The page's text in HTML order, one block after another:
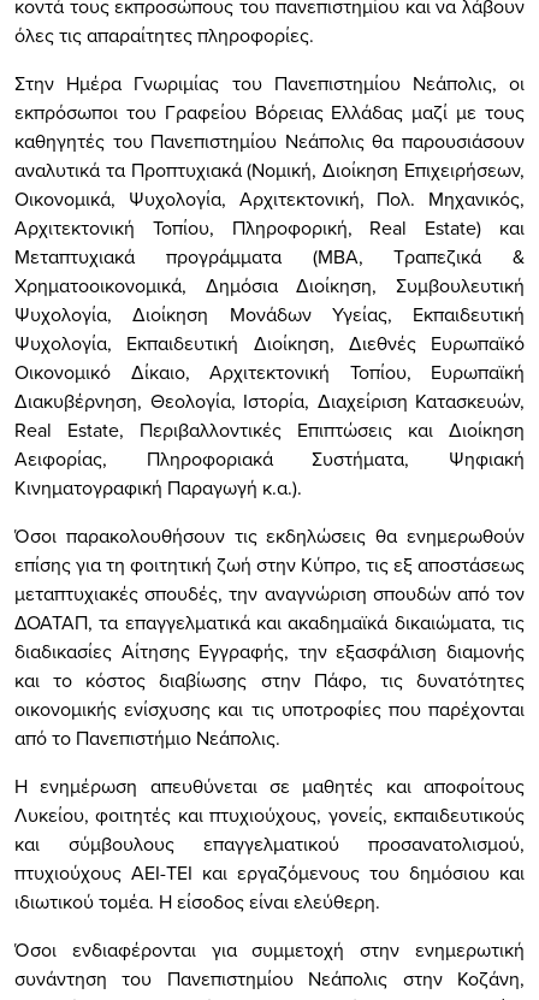
κοντά τους εκπροσώπους του πανεπιστημίου και να λάβουν
όλες τις απαραίτητες πληροφορίες.
Στην Ημέρα Γνωριμίας του Πανεπιστημίου Νεάπολις, οι
εκπρόσωποι του Γραφείου Βόρειας Ελλάδας μαζί με τους
καθηγητές του Πανεπιστημίου Νεάπολις θα παρουσιάσουν
αναλυτικά τα Προπτυχιακά (Νομική, Διοίκηση Επιχειρήσεων,
Οικονομικά, Ψυχολογία, Αρχιτεκτονική, Πολ. Μηχανικός,
Αρχιτεκτονική Τοπίου, Πληροφορική, Real Estate) και
Μεταπτυχιακά προγράμματα (MBA, Τραπεζικά &
Χρηματοοικονομικά, Δημόσια Διοίκηση, Συμβουλευτική
Ψυχολογία, Διοίκηση Μονάδων Υγείας, Εκπαιδευτική
Ψυχολογία, Εκπαιδευτική Διοίκηση, Διεθνές Ευρωπαϊκό
Οικονομικό Δίκαιο, Αρχιτεκτονική Τοπίου, Ευρωπαϊκή
Διακυβέρνηση, Θεολογία, Ιστορία, Διαχείριση Κατασκευών,
Real
Estate, Περιβαλλοντικές Επιπτώσεις και Διοίκηση
Αειφορίας, Πληροφοριακά Συστήματα, Ψηφιακή
Κινηματογραφική Παραγωγή κ.α.).
Όσοι παρακολουθήσουν τις εκδηλώσεις θα ενημερωθούν
επίσης για τη φοιτητική ζωή στην Κύπρο, τις εξ αποστάσεως
μεταπτυχιακές σπουδές, την αναγνώριση σπουδών από τον
ΔΟΑΤΑΠ, τα επαγγελματικά και ακαδημαϊκά δικαιώματα, τις
διαδικασίες Αίτησης Εγγραφής, την εξασφάλιση διαμονής
και το κόστος διαβίωσης στην Πάφο, τις δυνατότητες
οικονομικής ενίσχυσης και τις υποτροφίες που παρέχονται
από το Πανεπιστήμιο Νεάπολις.
Η ενημέρωση απευθύνεται σε μαθητές και αποφοίτους
Λυκείου, φοιτητές και πτυχιούχους, γονείς, εκπαιδευτικούς
και σύμβουλους επαγγελματικού προσανατολισμού,
πτυχιούχους ΑΕΙ-ΤΕΙ και εργαζόμενους του δημόσιου και
ιδιωτικού τομέα. Η είσοδος είναι ελεύθερη.
Όσοι ενδιαφέρονται για συμμετοχή στην ενημερωτική
συνάντηση του Πανεπιστημίου Νεάπολις στην Κοζάνη,